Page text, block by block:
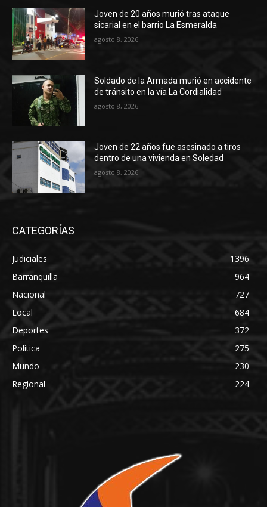
Joven de 20 años murió tras ataque
sicarial en el barrio La Esmeralda
agosto 8, 2026
Soldado de la Armada murió en accidente
de tránsito en la vía La Cordialidad
agosto 8, 2026
Joven de 22 años fue asesinado a tiros
dentro de una vivienda en Soledad
agosto 8, 2026
CATEGORÍAS
Judiciales
1396
Barranquilla
964
Nacional
727
Local
684
Deportes
372
Política
275
Mundo
230
Regional
224